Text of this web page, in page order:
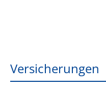
Versicherungen